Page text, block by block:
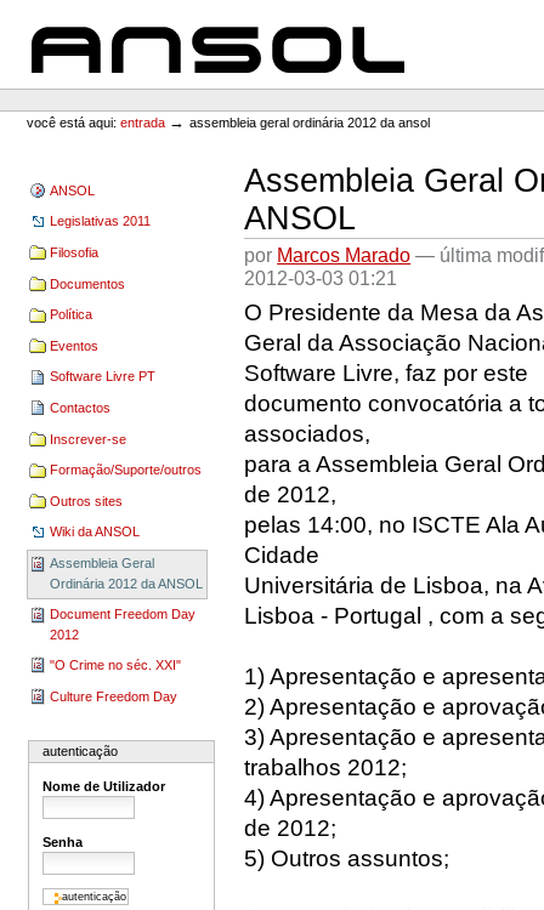
conteúdo.
navegação
ANSOL
Pessoais
você está aqui: entrada →assembleia geral ordinária 2012 da ansol
ANSOL
Legislativas 2011
Filosofia
Documentos
Política
Eventos
Software Livre PT
Contactos
Inscrever-se
Formação/Suporte/outros
Outros sites
Wiki da ANSOL
Assembleia Geral
Ordinária 2012 da ANSOL
Document Freedom Day
2012
"O Crime no séc. XXI"
Culture Freedom Day
autenticação
Nome de Utilizador
Senha
Assembleia Geral
ANSOL
por Marcos Marado — última
2012-03-03 01:21
O Presidente da Mesa da
Geral da Associação
Software Livre, faz por este
documento convocatória a
associados,
para a Assembleia Geral
de 2012,
pelas 14:00, no ISCTE Ala
Cidade
Universitária de Lisboa, na
Lisboa - Portugal , com a
1) Apresentação e
2) Apresentação e
3) Apresentação e
trabalhos 2012;
4) Apresentação e
de 2012;
5) Outros assuntos;